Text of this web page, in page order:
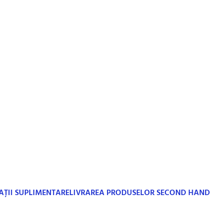
SUPLIMENTARELIVRAREA PRODUSELOR SECOND HAND